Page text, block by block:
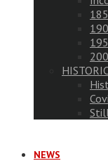
NEWS